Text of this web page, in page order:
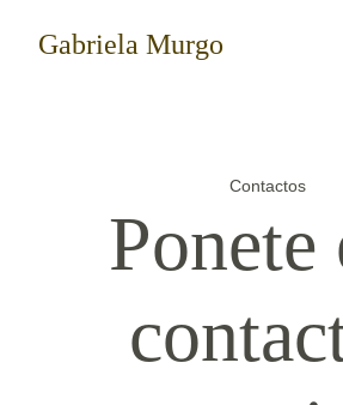
Gabriela Murgo
Contactos
Ponete